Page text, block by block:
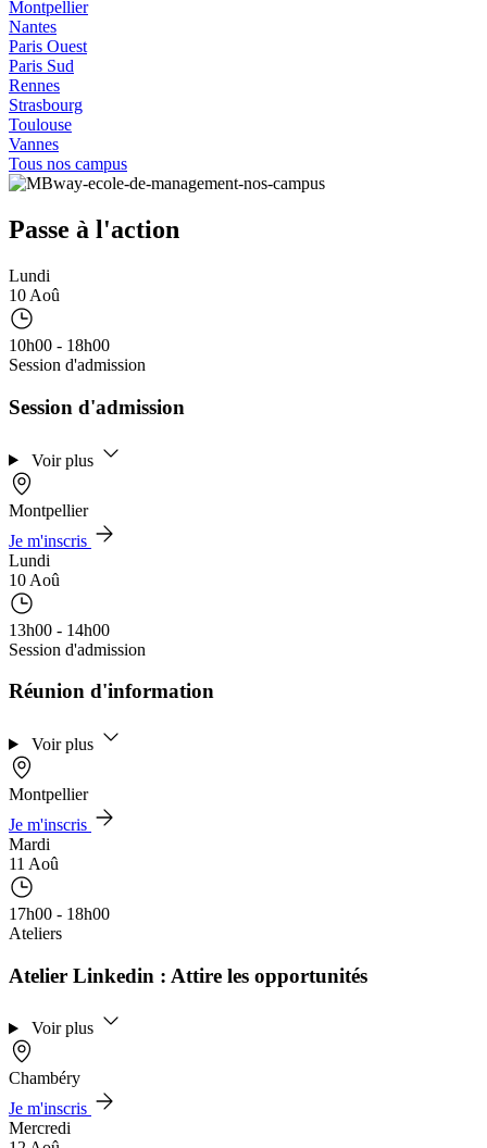
Montpellier
Nantes
Paris Ouest
Paris Sud
Rennes
Strasbourg
Toulouse
Vannes
Tous nos campus
Passe à l'action
Lundi
10 Aoû
10h00 - 18h00
Session d'admission
Session d'admission
Voir plus
Montpellier
Je m'inscris
Lundi
10 Aoû
13h00 - 14h00
Session d'admission
Réunion d'information
Voir plus
Montpellier
Je m'inscris
Mardi
11 Aoû
17h00 - 18h00
Ateliers
Atelier Linkedin : Attire les opportunités
Voir plus
Chambéry
Je m'inscris
Mercredi